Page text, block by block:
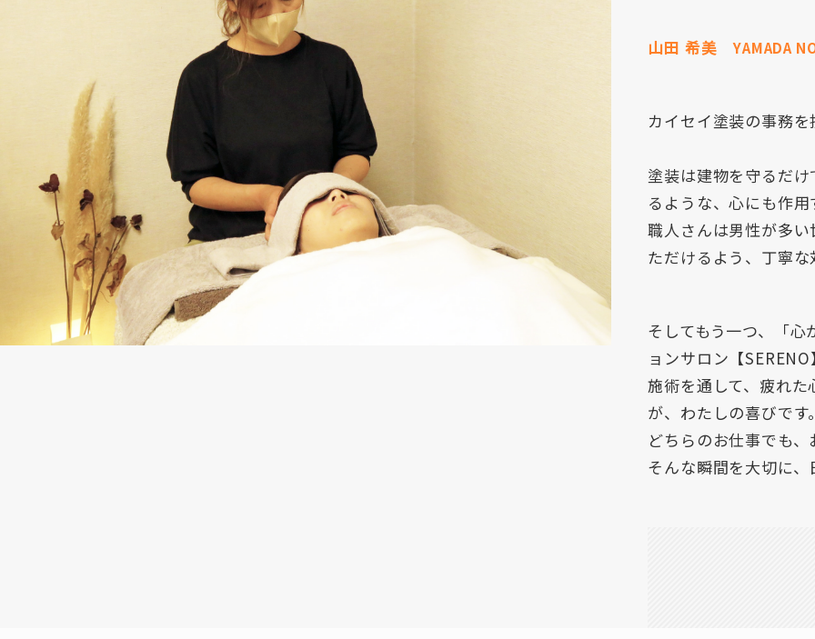
山田 希美YAMADA
カイセイ塗装の事務
塗装は建物を守るだ
るような、心にも作
職人さんは男性が多
ただけるよう、丁寧
そしてもう一つ、「
ョンサロン【
施術を通して、疲れ
が、わたしの喜びです
どちらのお仕事でも
そんな瞬間を大切に